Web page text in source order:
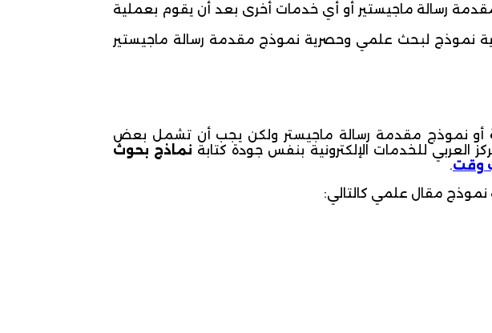
رسالة ماجيستير أو أي خدمات أخرى بعد أن يقوم بعملية
نموذج لبحث علمي وحصرية نموذج مقدمة رسالة ماجيستير
أو نموذج مقدمة رسالة ماجيستر ولكن يجب أن تشمل بعض
العربي للخدمات الإلكترونية بنفس جودة كتابة نماذج بحوث
وقت.